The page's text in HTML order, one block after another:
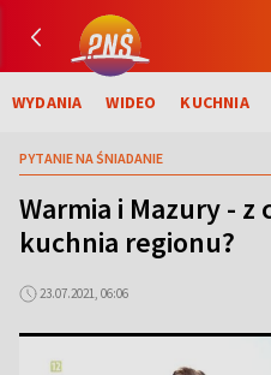
WYDANIA WIDEO KUCHNIA
PYTANIE NA ŚNIADANIE
Warmia i Mazury - z
kuchnia regionu?
23.07.2021, 06:06